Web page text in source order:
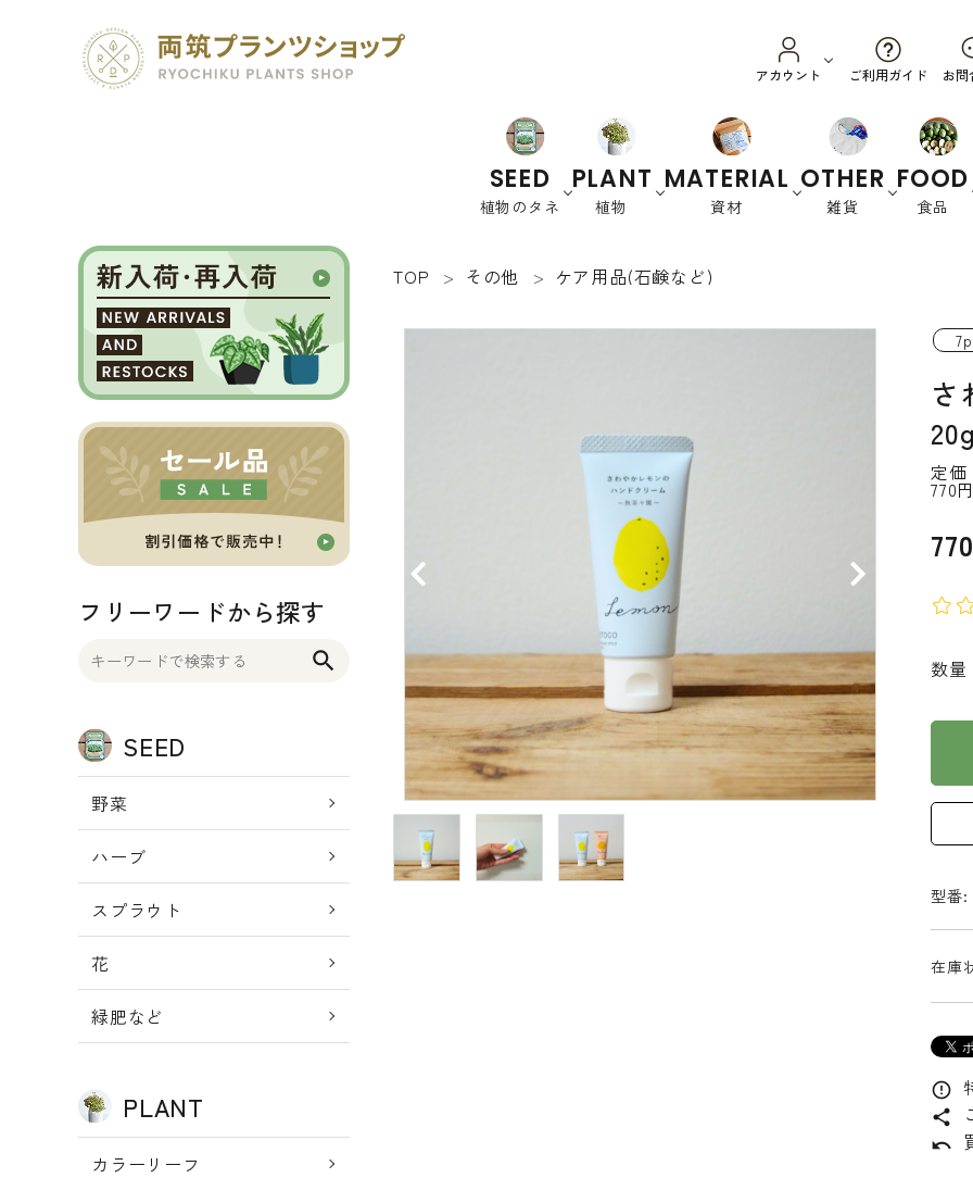
アカウント ご利用ガイド お問
SEED
植物のタネ
ト
PLANT
植物
ア
MATERIAL
資材
OTHER
雑貨
類
籍
FOOD
食品
search
SEED 植物のタネ
PLANT 植物
MATERIAL 資材
OTHER 雑貨
ご利用ガイド
プライバシーポリシー
特定商取引法について
お問い合わせ
ようこそ ゲスト 様
ログイン
フリーワードから探す
search
SEED
野菜
ハーブ
スプラウト
花
緑肥など
PLANT
カラーリーフ
TOP その他 ケア用品(石鹸など)
さ
定価
770
数量
型番:
在庫
error_outline
share
undo